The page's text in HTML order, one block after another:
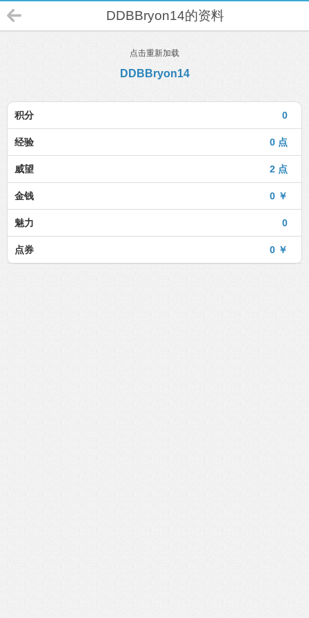
DDBBryon14的资料
点击重新加载
DDBBryon14
0
积分
0 点
经验
2 点
威望
0 ￥
金钱
0
魅力
0 ￥
点券